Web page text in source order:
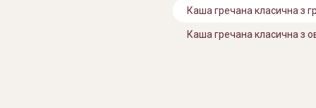
Каша гречана класична з
Каша гречана класична з